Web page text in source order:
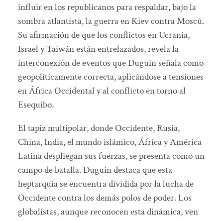
influir en los republicanos para respaldar, bajo la
sombra atlantista, la guerra en Kiev contra Moscú.
Su afirmación de que los conflictos en Ucrania,
Israel y Taiwán están entrelazados, revela la
interconexión de eventos que Duguin señala como
geopolíticamente correcta, aplicándose a tensiones
en África Occidental y al conflicto en torno al
Esequibo.
El tapiz multipolar, donde Occidente, Rusia,
China, India, el mundo islámico, África y América
Latina despliegan sus fuerzas, se presenta como un
campo de batalla. Duguin destaca que esta
heptarquía se encuentra dividida por la lucha de
Occidente contra los demás polos de poder. Los
globalistas, aunque reconocen esta dinámica, ven